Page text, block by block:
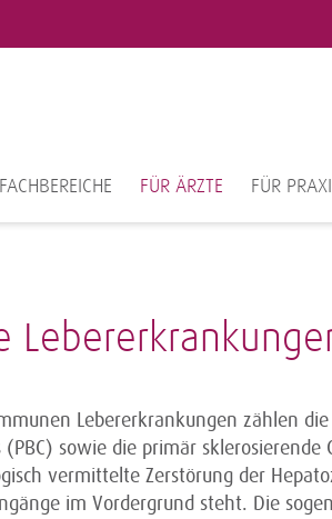
FACHBEREICHE FÜR ÄRZTE FÜR
Lebererkrankungen zählen
sowie die primär sklerosierende
vermittelte Zerstörung der
im Vordergrund steht. Die